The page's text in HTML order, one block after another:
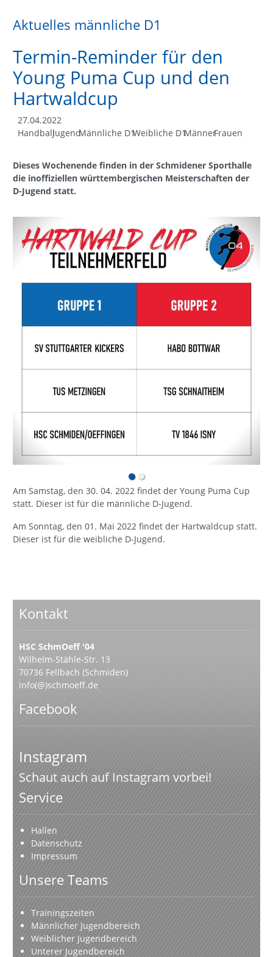
Aktuelles männliche D1
Termin-Reminder für den
Young Puma Cup und den
Hartwaldcup
27.04.2022
HandballJugendMännliche D1Weibliche D1MännerFrauen
Dieses Wochenende finden in der Schmidener Sporthalle
die inoffiziellen württembergischen Meisterschaften der
D-Jugend statt.
Am Samstag, den 30. 04. 2022 findet der Young Puma Cup
statt. Dieser ist für die männliche D-Jugend.
Am Sonntag, den 01. Mai 2022 findet der Hartwaldcup statt.
Dieser ist für die weibliche D-Jugend.
Kontakt
HSC SchmOeff '04
Wilhelm-Stähle-Str. 13
70736 Fellbach (Schmiden)
info(@)schmoeff.de
Facebook
Instagram
Schaut auch auf Instagram vorbei!
Service
Hallen
Datenschutz
Impressum
Unsere Teams
Trainingszeiten
Männlicher Jugendbereich
Weiblicher Jugendbereich
Unterer Jugendbereich